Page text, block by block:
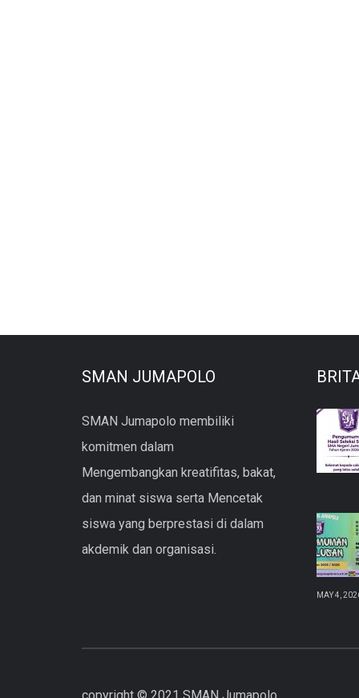
SMAN JUMAPOLO
SMAN Jumapolo membiliki
komitmen dalam
Mengembangkan kreatifitas, bakat,
dan minat siswa serta Mencetak
siswa yang berprestasi di dalam
akdemik dan organisasi.
MAY 4,